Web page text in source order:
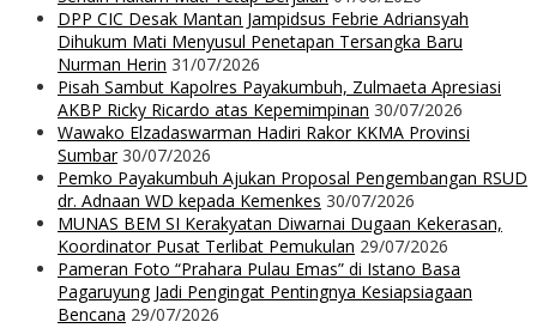
DPP CIC Desak Mantan Jampidsus Febrie Adriansyah
Dihukum Mati Menyusul Penetapan Tersangka Baru
Nurman Herin 31/07/2026
Pisah Sambut Kapolres Payakumbuh, Zulmaeta Apresiasi
AKBP Ricky Ricardo atas Kepemimpinan 30/07/2026
Wawako Elzadaswarman Hadiri Rakor KKMA Provinsi
Sumbar 30/07/2026
Pemko Payakumbuh Ajukan Proposal Pengembangan RSUD
dr. Adnaan WD kepada Kemenkes 30/07/2026
MUNAS BEM SI Kerakyatan Diwarnai Dugaan Kekerasan,
Koordinator Pusat Terlibat Pemukulan 29/07/2026
Pameran Foto “Prahara Pulau Emas” di Istano Basa
Pagaruyung Jadi Pengingat Pentingnya Kesiapsiagaan
Bencana 29/07/2026